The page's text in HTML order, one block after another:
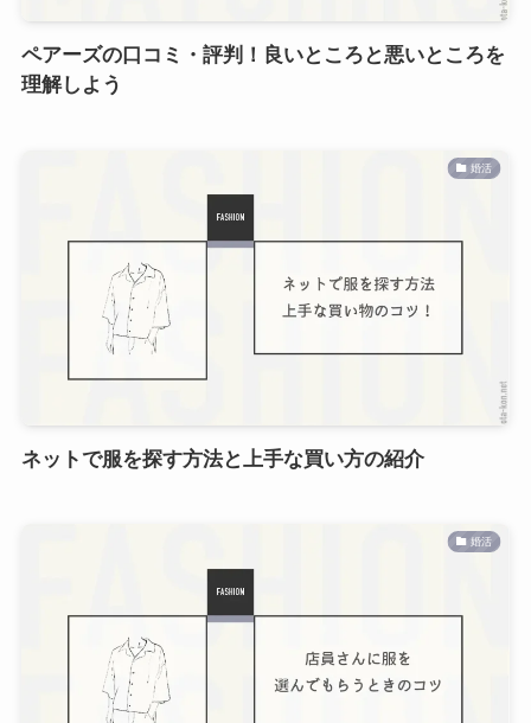
ペアーズの口コミ・評判！良いところと悪いところを
理解しよう
婚活
ネットで服を探す方法と上手な買い方の紹介
婚活